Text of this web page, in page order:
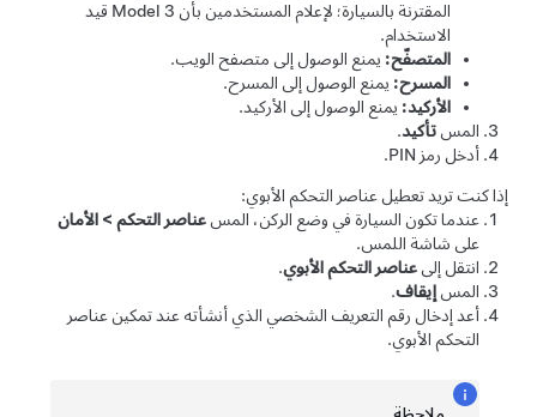
المقترنة بالسيارة؛ لإعلام المستخدمين بأن Model 3قيد
الاستخدام.
المتصفّح:يمنع الوصول إلى متصفح الويب.
المسرح:يمنع الوصول إلى المسرح.
الأركيد:يمنع الوصول إلى الأركيد.
المستأكيد.
أدخل رمز PIN.
إذا كنت تريد تعطيل عناصر التحكم الأبوي:
عندما تكون السيارة في وضع الركن، المسعناصر التحكم>الأمان
على شاشة اللمس.
انتقل إلى عناصر التحكم الأبوي.
المسإيقاف.
أعد إدخال رقم التعريف الشخصي الذي أنشأته عند تمكين عناصر
التحكم الأبوي.